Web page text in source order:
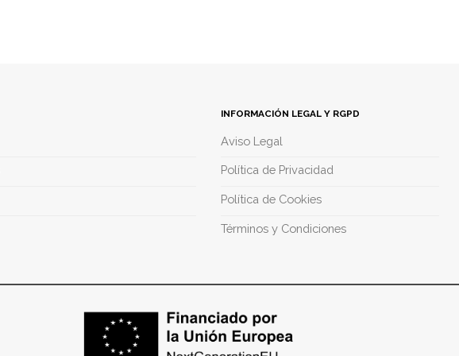
INFORMACIÓN LEGAL Y RGPD
Aviso Legal
Política de Privacidad
Política de Cookies
Términos y Condiciones